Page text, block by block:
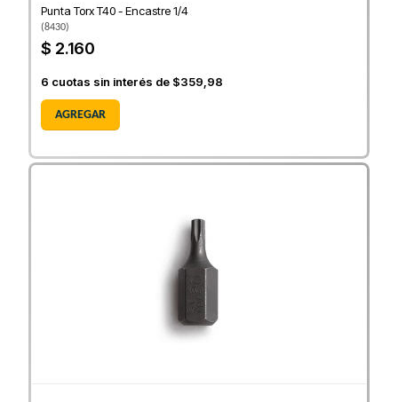
Punta Torx T40 - Encastre 1/4
(8430)
$ 2.160
6 cuotas sin interés de $359,98
AGREGAR